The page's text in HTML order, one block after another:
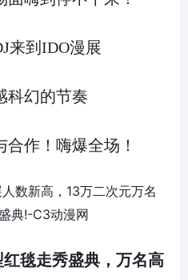
来到 IDO漫展
科幻的节奏
作！嗨爆全场！
红毯走秀盛典，万名高